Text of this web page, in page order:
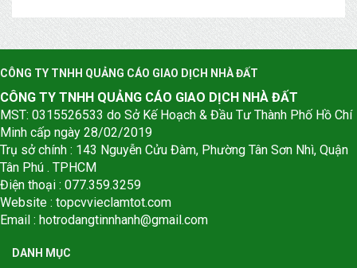
CÔNG TY TNHH QUẢNG CÁO GIAO DỊCH NHÀ ĐẤT
CÔNG TY TNHH QUẢNG CÁO GIAO DỊCH NHÀ ĐẤT
MST: 0315526533 do Sở Kế Hoạch & Đầu Tư Thành Phố Hồ Chí
Minh cấp ngày 28/02/2019
Trụ sở chính : 143 Nguyễn Cửu Đàm, Phường Tân Sơn Nhì, Quận
Tân Phú . TPHCM
Điện thoại : 077.359.3259
Website : topcvvieclamtot.com
Email : hotrodangtinnhanh@gmail.com
DANH MỤC